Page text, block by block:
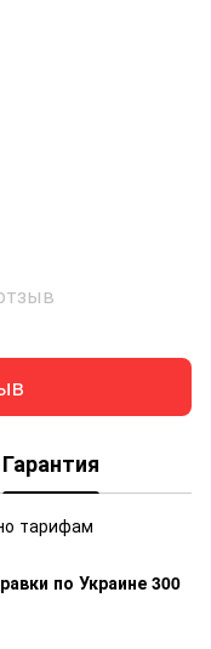
Гарантия
тарифам
по Украине 300